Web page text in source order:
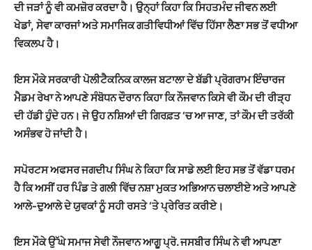
ਦੀ ਜੜਾਂ ਨੂੰ ਵੀ ਕਮਜ਼ੋਰ ਕਰਦਾ ਹੈ। ਉਨ੍ਹਾਂ ਕਿਹਾ ਕਿ ਸਿਹਤਮੰਦ ਜੀਵਨ ਲਈ
ਖੇਡਾਂ,ਸੇਵਾ ਕਾਰਜਾਂ ਅਤੇ ਸਮਾਜਿਕ ਗਤੀਵਿਧੀਆਂਵਿੱਚ ਹਿੱਸਾ ਲੈਣਾ ਸਭ ਤੋਂ ਵਧੀਆ
ਵਿਕਲਪ ਹੈ।
ਇਸ ਮੌਕੇ ਸਰਕਾਰੀ ਪੋਲੀਟੈਕਨਿਕਕਾਲਜ ਬਟਾਲਾ ਦੇ ਬੱਡੀ ਪ੍ਰੋਗਰਾਮ ਇੰਚਾਰਜ
ਮੈਡਮ ਰੇਖਾ ਨੇ ਆਪਣੇ ਸੰਬੋਧਨ ਦੌਰਾਨ ਕਿਹਾਕਿ ਨੌਜਵਾਨ ਕਿਸੇ ਵੀ ਕੌਮ ਦੀ ਰੀੜ੍ਹ
ਦੀ ਹੱਡੀ ਹੁੰਦੇ ਹਨ। ਜੇ ਉਹ ਨਸ਼ਿਆਂ ਦੀ ਗਿਰਫ਼ਤ‘ਚ ਆ ਜਾਣ, ਤਾਂ ਕੌਮ ਦੀ ਤਰੱਕੀ
ਅਸੰਭਵ ਹੋ ਜਾਂਦੀ ਹੈ।
ਸਪੋਰਟਸ ਅਫਸਰ ਜਗਦੀਪਸਿੰਘ ਨੇ ਕਿਹਾ ਕਿ ਸਾਡੇ ਲਈ ਇਹ ਸਭ ਤੋਂ ਵੱਡਾ ਧਰਮ
ਹੈ ਕਿ ਅਸੀਂ ਹਰ ਪਿੰਡ ਤੇ ਗਲੀਵਿੱਚ ਨਸ਼ਾ ਮੁਕਤ ਅਭਿਆਨ ਚਲਾਈਏ ਅਤੇ ਆਪਣੇ
ਆਲੇ-ਦੁਆਲੇ ਦੇ ਯੁਵਕਾਂ ਨੂੰ ਸਹੀ ਰਸਤੇ‘ਤੇਪ੍ਰੇਰਿਤ ਕਰੀਏ।
ਇਸ ਮੌਕੇ ਉੱਘੇ ਸਮਾਜ ਸੇਵੀ ਨੌਜਵਾਨ ਆਗੂ ਪ੍ਰੋ. ਜਸਬੀਰ ਸਿੰਘਨੇ ਵੀ ਆਪਣਾ